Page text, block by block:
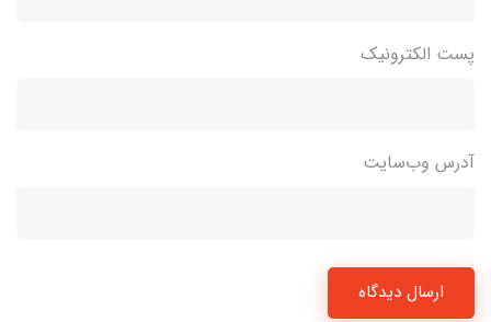
پست الکترونیک
آدرس وب‌سایت
ارسال دیدگاه